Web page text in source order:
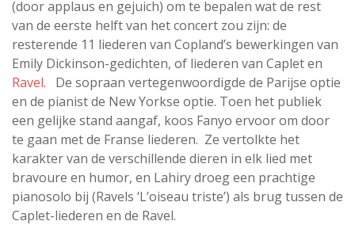
(door applaus en gejuich) om te bepalen wat de rest
van de eerste helft van het concert zou zijn: de
resterende 11 liederen van Copland’s bewerkingen van
Emily Dickinson-gedichten, of liederen van Caplet en
Ravel.
De sopraan vertegenwoordigde de Parijse optie
en de pianist de New Yorkse optie. Toen het publiek
een gelijke stand aangaf, koos Fanyo ervoor om door
te gaan met de Franse liederen. Ze vertolkte het
karakter van de verschillende dieren in elk lied met
bravoure en humor, en Lahiry droeg een prachtige
pianosolo bij (Ravels ‘L’oiseau triste’) als brug tussen de
Caplet-liederen en de Ravel.